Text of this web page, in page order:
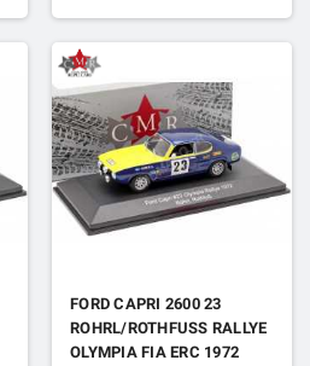
FORD CAPRI 2600 23
ROHRL/ROTHFUSS RALLYE
OLYMPIA FIA ERC 1972